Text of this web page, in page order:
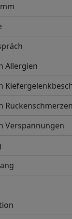
Allergien
Rückenschmerzen
Verspannungen